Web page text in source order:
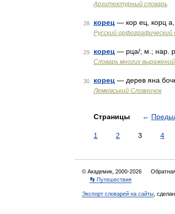
Архитектурный словарь
28 корец — кор ец, корц
Русский орфографический
29 корец — рца/; м.; нар.
Словарь многих выражений
30 корец — дерев яна
Лемківський Словничок
Страницы ←
1 2 3 4
© Академик, 2000-2026
👣 Путешествия
Экспорт словарей на сайты ,